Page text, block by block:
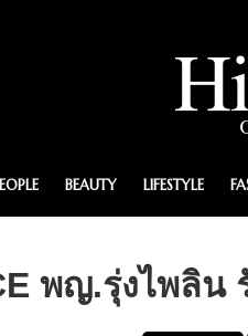
BEAUTY LIFESTYLE
พญ.รุ่งไพลิ